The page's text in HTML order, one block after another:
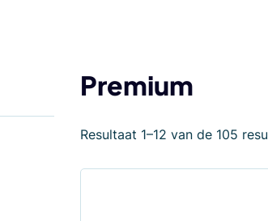
Premium
Resultaat 1–12 van de 105